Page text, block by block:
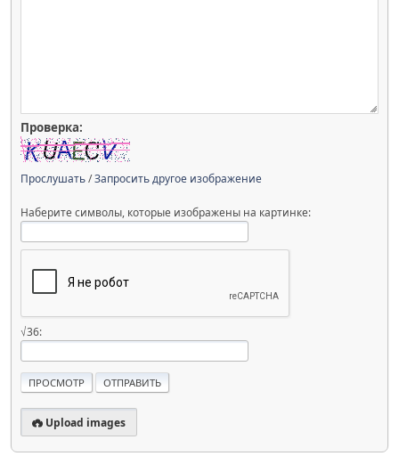
Проверка:
Прослушать/Запросить другое изображение
Наберите символы, которые изображены на картинке:
√36:
Upload images